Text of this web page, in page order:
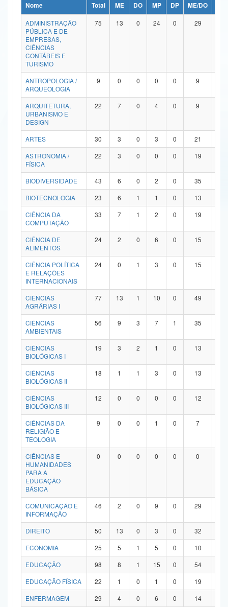
Ministério da Ciência, Tecnologia, Inovações e Comunicações
Ministério do Meio Ambiente
Ministério do Turismo
Ministério do Desenvolvimento Regional
Controladoria-Geral da União
Ministério da Mulher, da Família e dos Direitos Humanos
Secretaria de Governo
Advocacia-Geral da União
Banco Central do Brasil
Nome Total ME DO MP DP ME/DO
ADMINISTRAÇÃO
PÚBLICA E DE
EMPRESAS,
CIÊNCIAS
CONTÁBEIS E
TURISMO
75 13 0 24 0 29
ANTROPOLOGIA /
ARQUEOLOGIA
9 0 0 0 0 9
ARQUITETURA,
URBANISMO E
DESIGN
22 7 0 4 0 9
ARTES 30 3 0 3 0 21
ASTRONOMIA /
FÍSICA
22 3 0 0 0 19
BIODIVERSIDADE 43 6 0 2 0 35
BIOTECNOLOGIA
23 6 1 1 0 13
CIÊNCIA DA
COMPUTAÇÃO
33 7 1 2 0 19
CIÊNCIA DE
ALIMENTOS
24 2 0 6 0 15
CIÊNCIA POLÍTICA
E RELAÇÕES
INTERNACIONAIS
24 0 1 3 0 15
CIÊNCIAS
AGRÁRIAS I
77 13 1 10 0 49
CIÊNCIAS
AMBIENTAIS
56 9 3 7 1 35
CIÊNCIAS
BIOLÓGICAS I
19 3 2 1 0 13
CIÊNCIAS
BIOLÓGICAS II
18 1 1 3 0 13
CIÊNCIAS
BIOLÓGICAS III
12 0 0 0 0 12
CIÊNCIAS DA
RELIGIÃO E
TEOLOGIA
9 0 0 1 0 7
CIÊNCIAS E
HUMANIDADES
PARA A
EDUCAÇÃO
BÁSICA
0 0 0 0 0 0
COMUNICAÇÃO E
INFORMAÇÃO
46 2 0 9 0 29
DIREITO 50 13 0 3 0 32
ECONOMIA
25 5 1 5 0 10
EDUCAÇÃO
98 8 1 15 0 54
EDUCAÇÃO FÍSICA
22 1 0 1 0 19
ENFERMAGEM
29 4 0 6 0 14